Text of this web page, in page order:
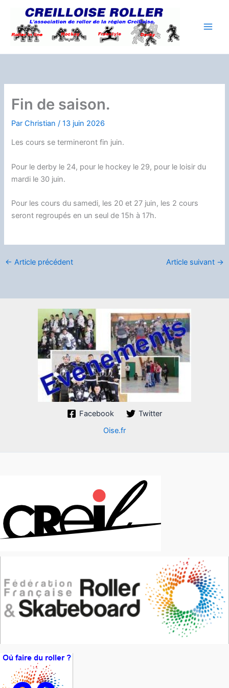
contenu
Fin de saison.
ParChristian/13 juin 2026
Les cours se termineront fin juin.
Pour le derby le 24, pour le hockey le 29, pour le loisir du
mardi le 30 juin.
Pour les cours du samedi, les 20 et 27 juin, les 2 cours
seront regroupés en un seul de 15h à 17h.
← Article précédent Article suivant →
Facebook
Twitter
Oise.fr